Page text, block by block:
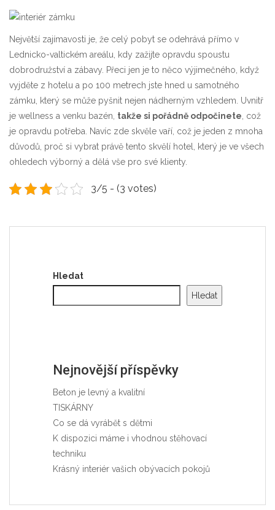
Největší zajímavosti je, že celý pobyt se odehrává přímo v
Lednicko-valtickém areálu, kdy zažijte opravdu spoustu
dobrodružství a zábavy. Přeci jen je to něco výjimečného, když
vyjděte z hotelu a po 100 metrech jste hned u samotného
zámku, který se může pyšnit nejen nádherným vzhledem. Uvnitř
je wellness a venku bazén, takže si pořádně odpočinete , což
je opravdu potřeba. Navíc zde skvěle vaří, což je jeden z mnoha
důvodů, proč si vybrat právě tento skvělí hotel, který je ve všech
ohledech výborný a dělá vše pro své klienty.
3/5 - (3 votes)
Hledat
Hledat
Nejnovější příspěvky
Beton je levný a kvalitní
TISKÁRNY
Co se dá vyrábět s dětmi
K dispozici máme i vhodnou stěhovací
techniku
Krásný interiér vašich obývacích pokojů